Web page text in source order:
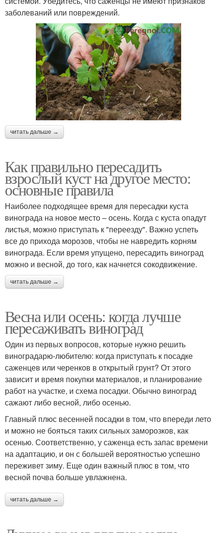
заболеваний или повреждений.
читать дальше →
Как правильно пересадить
взрослый куст на другое место:
основные правила
Наиболее подходящее время для пересадки куста
винограда на новое место – осень. Когда с куста опадут
листья, можно приступать к "переезду". Важно успеть
все до прихода морозов, чтобы не навредить корням
винограда. Если время упущено, пересадить виноград
можно и весной, до того, как начнется сокодвижение.
читать дальше →
Весна или осень: когда лучше
пересаживать виноград
Один из первых вопросов, которые нужно решить
виноградарю-любителю: когда приступать к посадке
саженцев или черенков в открытый грунт? От этого
зависит и время покупки материалов, и планирование
работ на участке, и схема посадки. Обычно виноград
сажают либо весной, либо осенью.
Главный плюс весенней посадки в том, что впереди лето
и можно не бояться таких сильных заморозков, как
осенью. Соответственно, у саженца есть запас времени
на адаптацию, и он с большей вероятностью успешно
переживет зиму. Еще один важный плюс в том, что
весной почва больше увлажнена.
читать дальше →